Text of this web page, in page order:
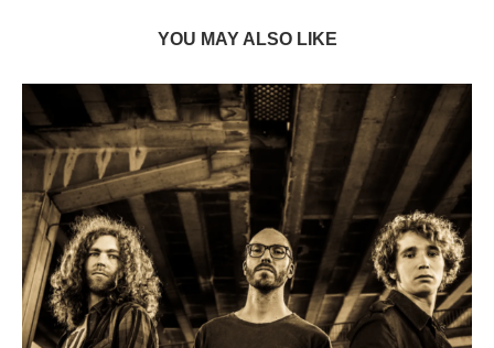
YOU MAY ALSO LIKE